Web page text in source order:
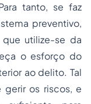
tanto, se faz
preventivo,
utilize-se da
o esforço do
ao delito. Tal
gerir os riscos, e